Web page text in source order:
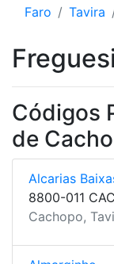
Faro Tavira
Códigos
de
Alcarias
8800-011
Cachopo,